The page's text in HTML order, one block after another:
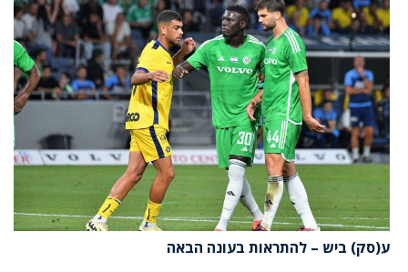
ע(סק) ביש – להתראות בעונה הבאה